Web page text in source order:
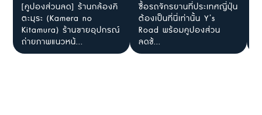
[คูปองส่วนลด] ร้านกล้องคิ
ตะมุระ (Kamera no
Kitamura) ร้านขายอุปกรณ์
ถ่ายภาพแนวหน้...
ซื้อรถจักรยานที่ประเทศญี่ปุ่น
ต้องเป็นที่นี่เท่านั้น Y’s
Road พร้อมคูปองส่วน
ลดช้...